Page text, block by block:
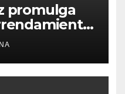
promulga